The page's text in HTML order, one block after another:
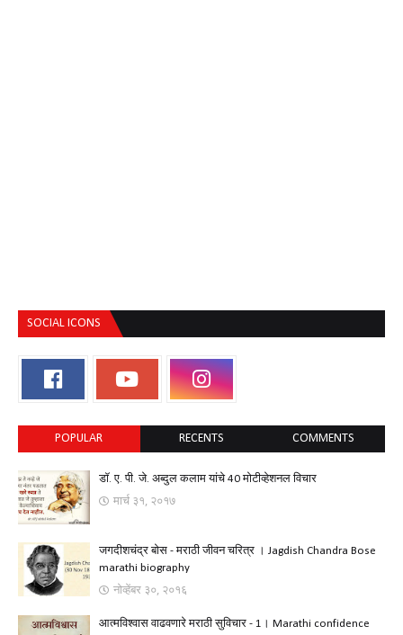
SOCIAL ICONS
POPULAR RECENTS COMMENTS
डॉ. ए. पी. जे. अब्दुल कलाम यांचे 40 मोटीव्हेशनल विचार
मार्च ३१, २०१७
जगदीशचंद्र बोस - मराठी जीवन चरित्र । Jagdish Chandra Bose
marathi biography
नोव्हेंबर ३०, २०१६
आत्मविश्वास वाढवणारे मराठी सुविचार - 1। Marathi confidence